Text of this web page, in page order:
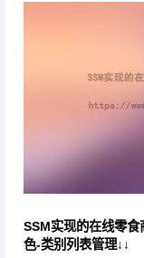
SSM实现的在线零
色-类别列表管理↓↓